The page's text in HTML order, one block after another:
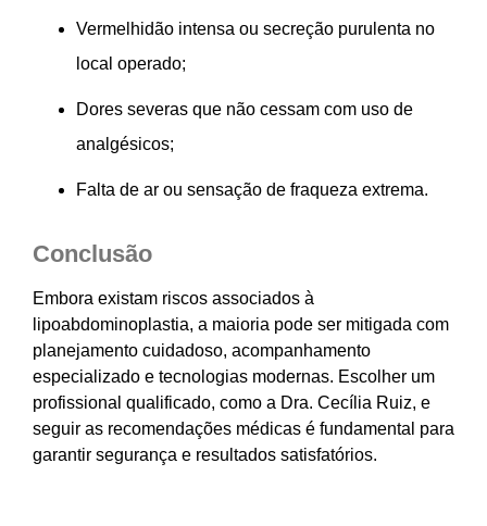
Vermelhidão intensa ou secreção purulenta no
local operado;
Dores severas que não cessam com uso de
analgésicos;
Falta de ar ou sensação de fraqueza extrema.
Conclusão
Embora existam riscos associados à
lipoabdominoplastia, a maioria pode ser mitigada com
planejamento cuidadoso, acompanhamento
especializado e tecnologias modernas. Escolher um
profissional qualificado, como a Dra. Cecília Ruiz, e
seguir as recomendações médicas é fundamental para
garantir segurança e resultados satisfatórios.